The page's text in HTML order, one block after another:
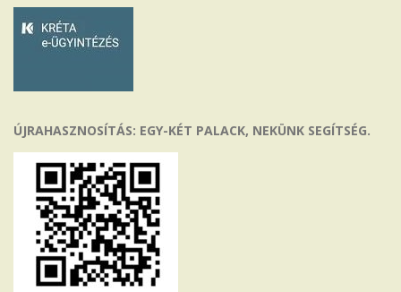
ÚJRAHASZNOSÍTÁS: EGY-KÉT PALACK, NEKÜNK SEGÍTSÉG.